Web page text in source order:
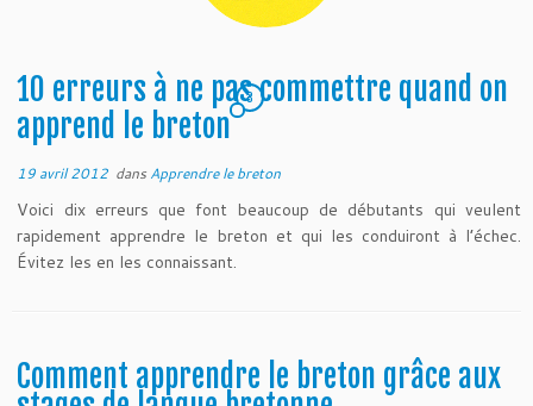
10 erreurs à ne pas commettre quand on
apprend le breton
3
19 avril 2012 dans Apprendre le breton
Voici dix erreurs que font beaucoup de débutants qui veulent
rapidement apprendre le breton et qui les conduiront à l’échec.
Évitez les en les connaissant.
Comment apprendre le breton grâce aux